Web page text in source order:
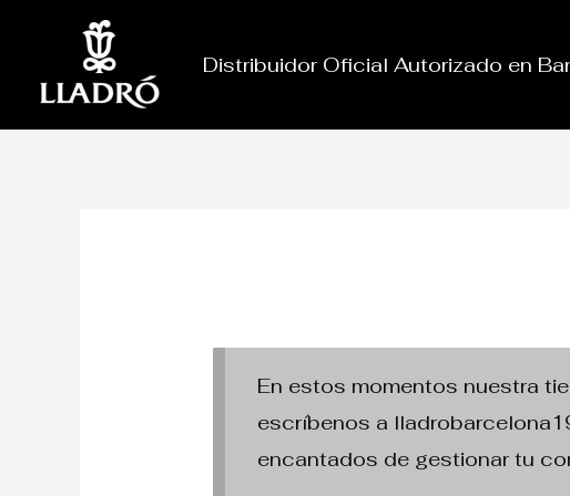
contenido
Distribuidor Oficial Autorizado en
En estos momentos nuestra
escríbenos a
encantados de gestionar tu